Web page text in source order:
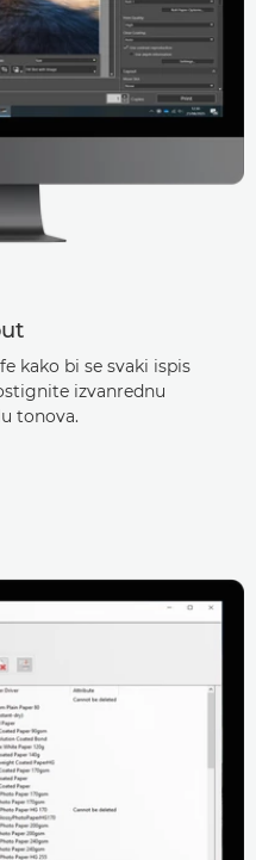
kako bi se svaki ispis
izvanrednu
tonova.